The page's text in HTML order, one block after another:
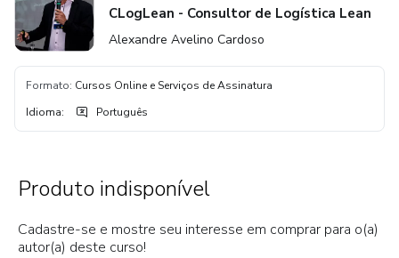
CLogLean - Consultor de Logística Lean
Alexandre Avelino Cardoso
Formato: Cursos Online e Serviços de Assinatura
Idioma: Português
Produto indisponível
Cadastre-se e mostre seu interesse em comprar para o(a)
autor(a) deste curso!